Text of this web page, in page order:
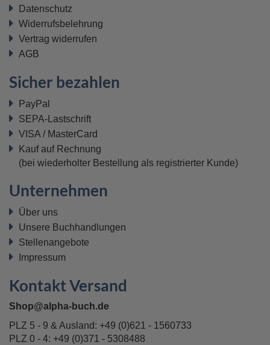
Datenschutz
Widerrufsbelehrung
Vertrag widerrufen
AGB
Sicher bezahlen
PayPal
SEPA-Lastschrift
VISA / MasterCard
Kauf auf Rechnung
(bei wiederholter Bestellung als registrierter Kunde)
Unternehmen
Über uns
Unsere Buchhandlungen
Stellenangebote
Impressum
Kontakt Versand
Shop@alpha-buch.de
PLZ 5 - 9 & Ausland: +49 (0)621 - 1560733
PLZ 0 - 4: +49 (0)371 - 5308488